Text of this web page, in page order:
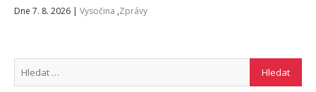
Dne 7. 8. 2026 | Vysočina ,Zprávy